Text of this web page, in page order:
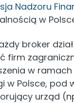
Nadzoru
w
broker
firm
w
w Polsce,
urząd